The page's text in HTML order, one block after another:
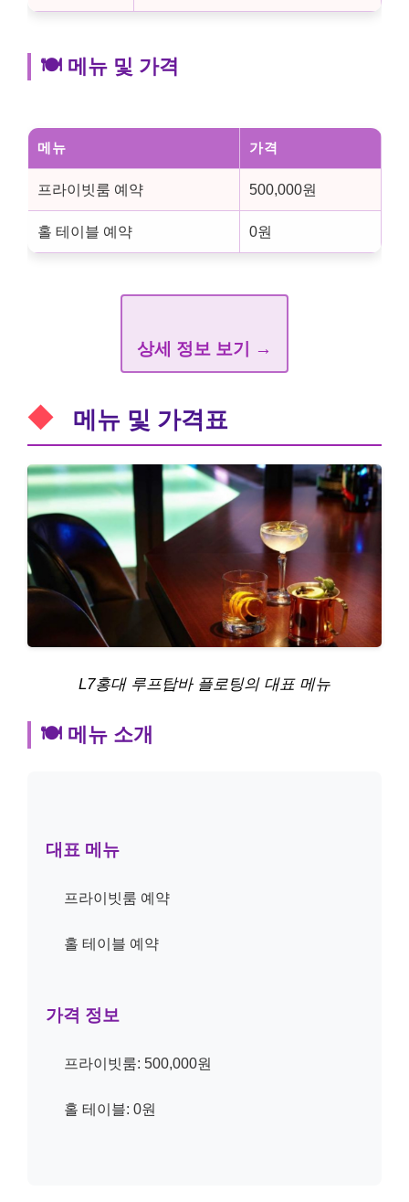
🍽️ 메뉴 및 가격
메뉴 가격
프라이빗룸 예약 500,000원
홀 테이블 예약 0원
상세 정보 보기 →
메뉴 및 가격표
L7홍대 루프탑바 플로팅의 대표 메뉴
🍽️ 메뉴 소개
대표 메뉴
프라이빗룸 예약
홀 테이블 예약
가격 정보
프라이빗룸: 500,000원
홀 테이블: 0원